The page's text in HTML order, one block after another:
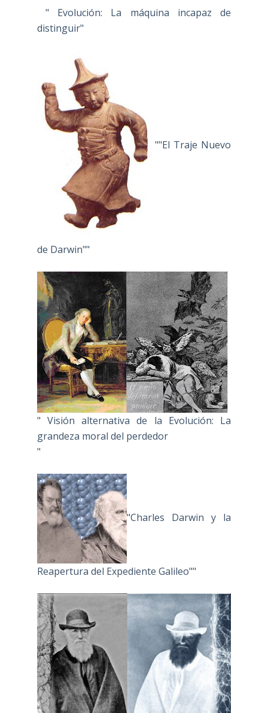
" Evolución: La máquina incapaz de
distinguir"
""El Traje Nuevo
de Darwin""
" Visión alternativa de la Evolución: La
grandeza moral del perdedor
"
"Charles Darwin y la
Reapertura del Expediente Galileo""